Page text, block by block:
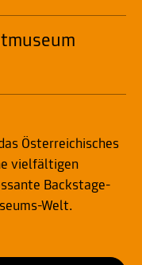
Österreichisches
vielfältigen
Backstage-
Welt.